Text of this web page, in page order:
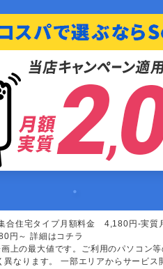
合住宅タイプ月額料金 4,180円-実質
円～ 詳細はコチラ
上の最大値です。ご利用のパソコン等
なります。 一部エリアからサービス